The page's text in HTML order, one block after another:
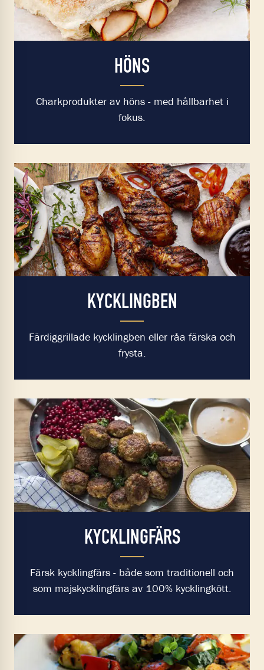
HÖNS
Charkprodukter av höns - med hållbarhet i
fokus.
KYCKLINGBEN
Färdiggrillade kycklingben eller råa färska och
frysta.
KYCKLINGFÄRS
Färsk kycklingfärs - både som traditionell och
som majskycklingfärs av 100% kycklingkött.